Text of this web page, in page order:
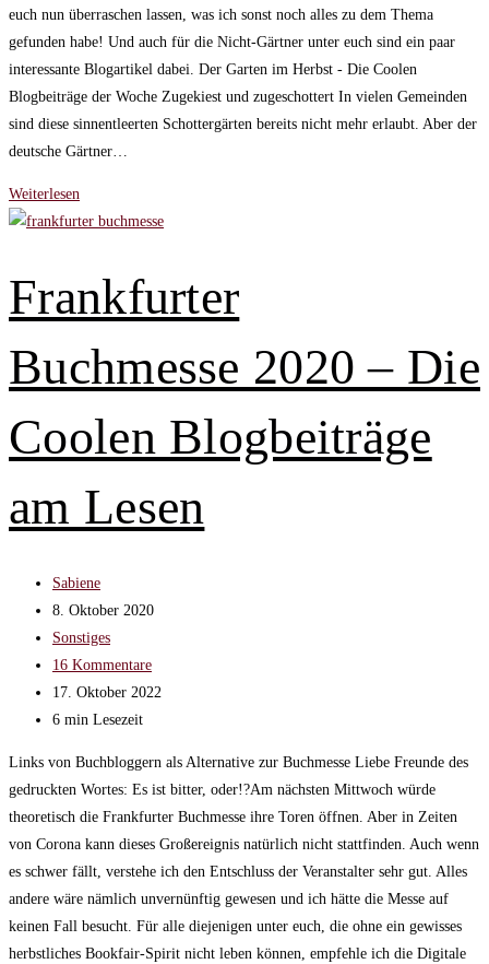
euch nun überraschen lassen, was ich sonst noch alles zu dem Thema
gefunden habe! Und auch für die Nicht-Gärtner unter euch sind ein paar
interessante Blogartikel dabei. Der Garten im Herbst - Die Coolen
Blogbeiträge der Woche Zugekiest und zugeschottert In vielen Gemeinden
sind diese sinnentleerten Schottergärten bereits nicht mehr erlaubt. Aber der
deutsche Gärtner…
Weiterlesen
Garten
Herbst
Coolen
Blogbeiträge
Woche
Frankfurter
Buchmesse 2020 – Die
Coolen Blogbeiträge
am Lesen
Beitrags-
Autor:
Sabiene
Beitrag
veröffentlicht:
8. Oktober 2020
Beitrags-
Kategorie:
Sonstiges
Beitrags-
Kommentare:
16 Kommentare
Beitrag
zuletzt
17. Oktober 2022
Lesedauer:
6 min Lesezeit
Links von Buchbloggern als Alternative zur Buchmesse Liebe Freunde des
gedruckten Wortes: Es ist bitter, oder!?Am nächsten Mittwoch würde
theoretisch die Frankfurter Buchmesse ihre Toren öffnen. Aber in Zeiten
von Corona kann dieses Großereignis natürlich nicht stattfinden. Auch wenn
es schwer fällt, verstehe ich den Entschluss der Veranstalter sehr gut. Alles
andere wäre nämlich unvernünftig gewesen und ich hätte die Messe auf
keinen Fall besucht. Für alle diejenigen unter euch, die ohne ein gewisses
herbstliches Bookfair-Spirit nicht leben können, empfehle ich die Digitale